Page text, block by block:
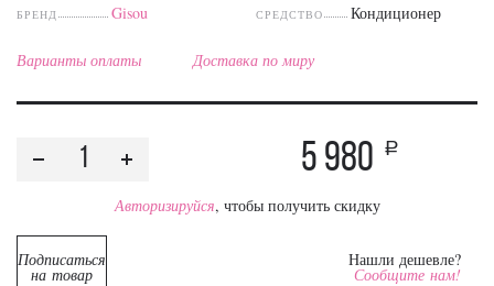
БРЕНД Gisou СРЕДСТВО Кондиционер
Варианты оплаты Доставка по миру
5 980 a
Авторизируйся, чтобы получить скидку
Подписаться
на товар
Нашли дешевле?
Сообщите нам!